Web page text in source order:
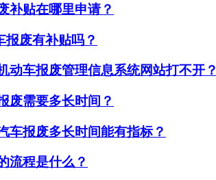
补贴在哪里申请？
报废有补贴吗？
动车报废管理信息系统网站打不开？
废需要多长时间？
车报废多长时间能有指标？
流程是什么？